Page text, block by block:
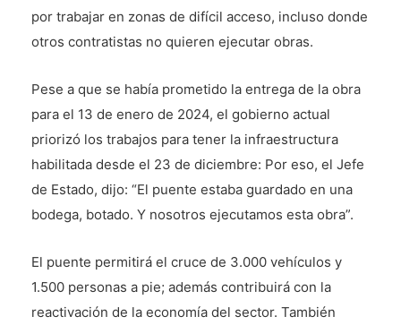
por trabajar en zonas de difícil acceso, incluso donde
otros contratistas no quieren ejecutar obras.
Pese a que se había prometido la entrega de la obra
para el 13 de enero de 2024, el gobierno actual
priorizó los trabajos para tener la infraestructura
habilitada desde el 23 de diciembre: Por eso, el Jefe
de Estado, dijo: “El puente estaba guardado en una
bodega, botado. Y nosotros ejecutamos esta obra”.
El puente permitirá el cruce de 3.000 vehículos y
1.500 personas a pie; además contribuirá con la
reactivación de la economía del sector. También